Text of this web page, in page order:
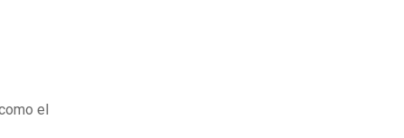
el